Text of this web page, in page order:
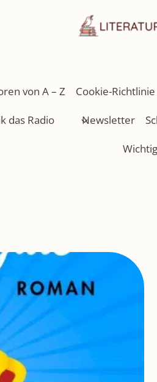
von A – Z Cookie-Richtlinie
das Radio Newsletter